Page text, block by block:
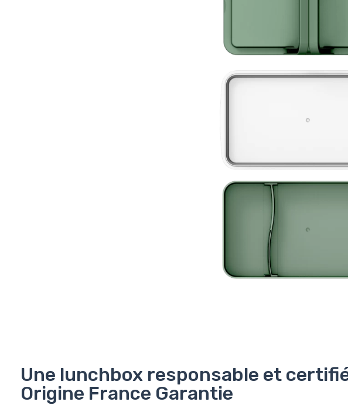
Une lunchbox responsable et
Origine France Garantie